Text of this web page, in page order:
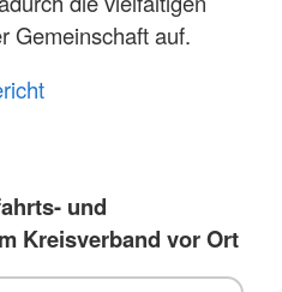
Gemeinschaft auf.
und
Kreisverband vor Ort